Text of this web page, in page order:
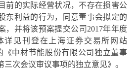
前的实际经营状况，不存在损害公
东利益的行为，同意董事会拟定的
，并将该预案提交公司 201 7年年度
详见刊登在上海证券交易所网站
《中材节能股份有限公司独立董事
次会议审议事项的独立意见》。